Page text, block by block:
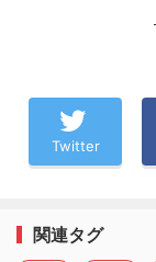
Twitter
関連タグ